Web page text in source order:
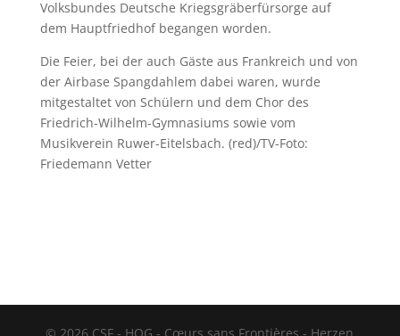
Volksbundes Deutsche Kriegsgräberfürsorge auf
dem Hauptfriedhof begangen worden.
Die Feier, bei der auch Gäste aus Frankreich und von
der Airbase Spangdahlem dabei waren, wurde
mitgestaltet von Schülern und dem Chor des
Friedrich-Wilhelm-Gymnasiums sowie vom
Musikverein Ruwer-Eitelsbach. (red)/TV-Foto:
Friedemann Vetter
© 2026 CSF - HOG - Cœurs sans Frontières - Herzen